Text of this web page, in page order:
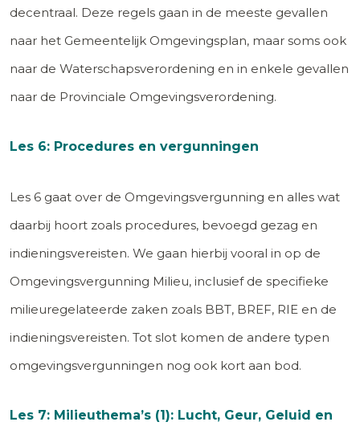
decentraal. Deze regels gaan in de meeste gevallen
naar het Gemeentelijk Omgevingsplan, maar soms ook
naar de Waterschapsverordening en in enkele gevallen
naar de Provinciale Omgevingsverordening.
Les 6: Procedures en vergunningen
Les 6 gaat over de Omgevingsvergunning en alles wat
daarbij hoort zoals procedures, bevoegd gezag en
indieningsvereisten. We gaan hierbij vooral in op de
Omgevingsvergunning Milieu, inclusief de specifieke
milieuregelateerde zaken zoals BBT, BREF, RIE en de
indieningsvereisten. Tot slot komen de andere typen
omgevingsvergunningen nog ook kort aan bod.
Les 7: Milieuthema’s (1): Lucht, Geur, Geluid en